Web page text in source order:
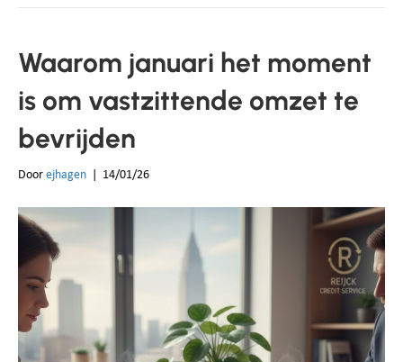
Waarom januari het moment
is om vastzittende omzet te
bevrijden
Door ejhagen 14/01/26